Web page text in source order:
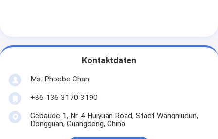
Kontaktdaten
Ms. Phoebe Chan
+86 136 3170 3190
Gebäude 1, Nr. 4 Huiyuan Road, Stadt Wangniudun,
Dongguan, Guangdong, China